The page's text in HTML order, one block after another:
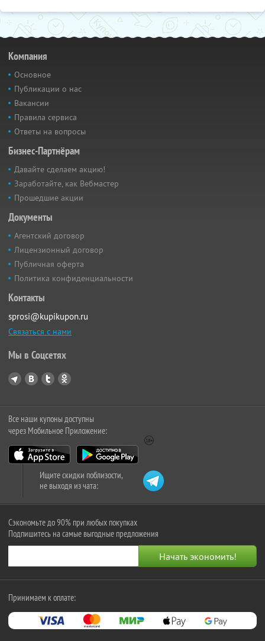
Компания
Основное
Публикации о нас
Вакансии
Правила сервиса
Ответы на вопросы
Бизнес-Партнёрам
Давайте сделаем акцию!
Заработайте, как Вебмастер
Прошедшие акции
Документы
Агентский договор
Лицензионный договор
Публичная оферта
Политика конфиденциальности
Контакты
sprosi@kupikupon.ru
Связаться с нами
Мы в Соцсетях
Все наши купоны доступны
через Мобильное Приложение:
Ищите скидки поблизости,
не выходя из чата:
Сэкономьте до 90% при любых покупках
Подпишитесь на самые выгодные предложения
Принимаем к оплате: